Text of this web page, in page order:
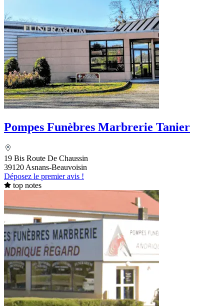
Pompes Funèbres Marbrerie Tanier
19 Bis Route De Chaussin
39120 Asnans-Beauvoisin
Déposez le premier avis !
top notes